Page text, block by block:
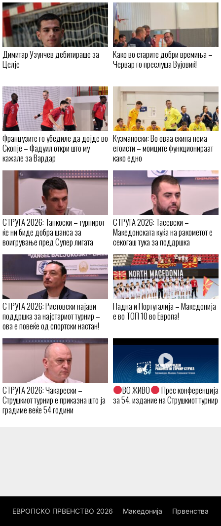
Димитар Узунчев дебитираше за
Целје
Kaко во старите добри времиња –
Червар го преслуша Вујовиќ!
Французите го убедиле да дојде во
Скопје – Фадуил откри што му
кажале за Вардар
Кузманоски: Во оваа екипа нема
егоисти – момците функционираат
како едно
СТРУГА 2026: Танкоски – турнирот
ќе ни биде добра шанса за
воигрување пред Супер лигата
СТРУГА 2026: Тасевски –
Македонската куќа на ракометот е
секогаш тука за поддршка
СТРУГА 2026: Ристовски најави
поддршка за најстариот турнир –
ова е повеќе од спортски настан!
Падна и Португалија – Македонија
е во ТОП 10 во Европа!
СТРУГА 2026: Чакарески –
Струшкиот турнир е приказна што ја
градиме веќе 54 години
ВО ЖИВО
Прес конференција
за 54. издание на Струшкиот турнир
ЕВРОПСКО ПРВЕНСТВО 2026 Македонија Првенства